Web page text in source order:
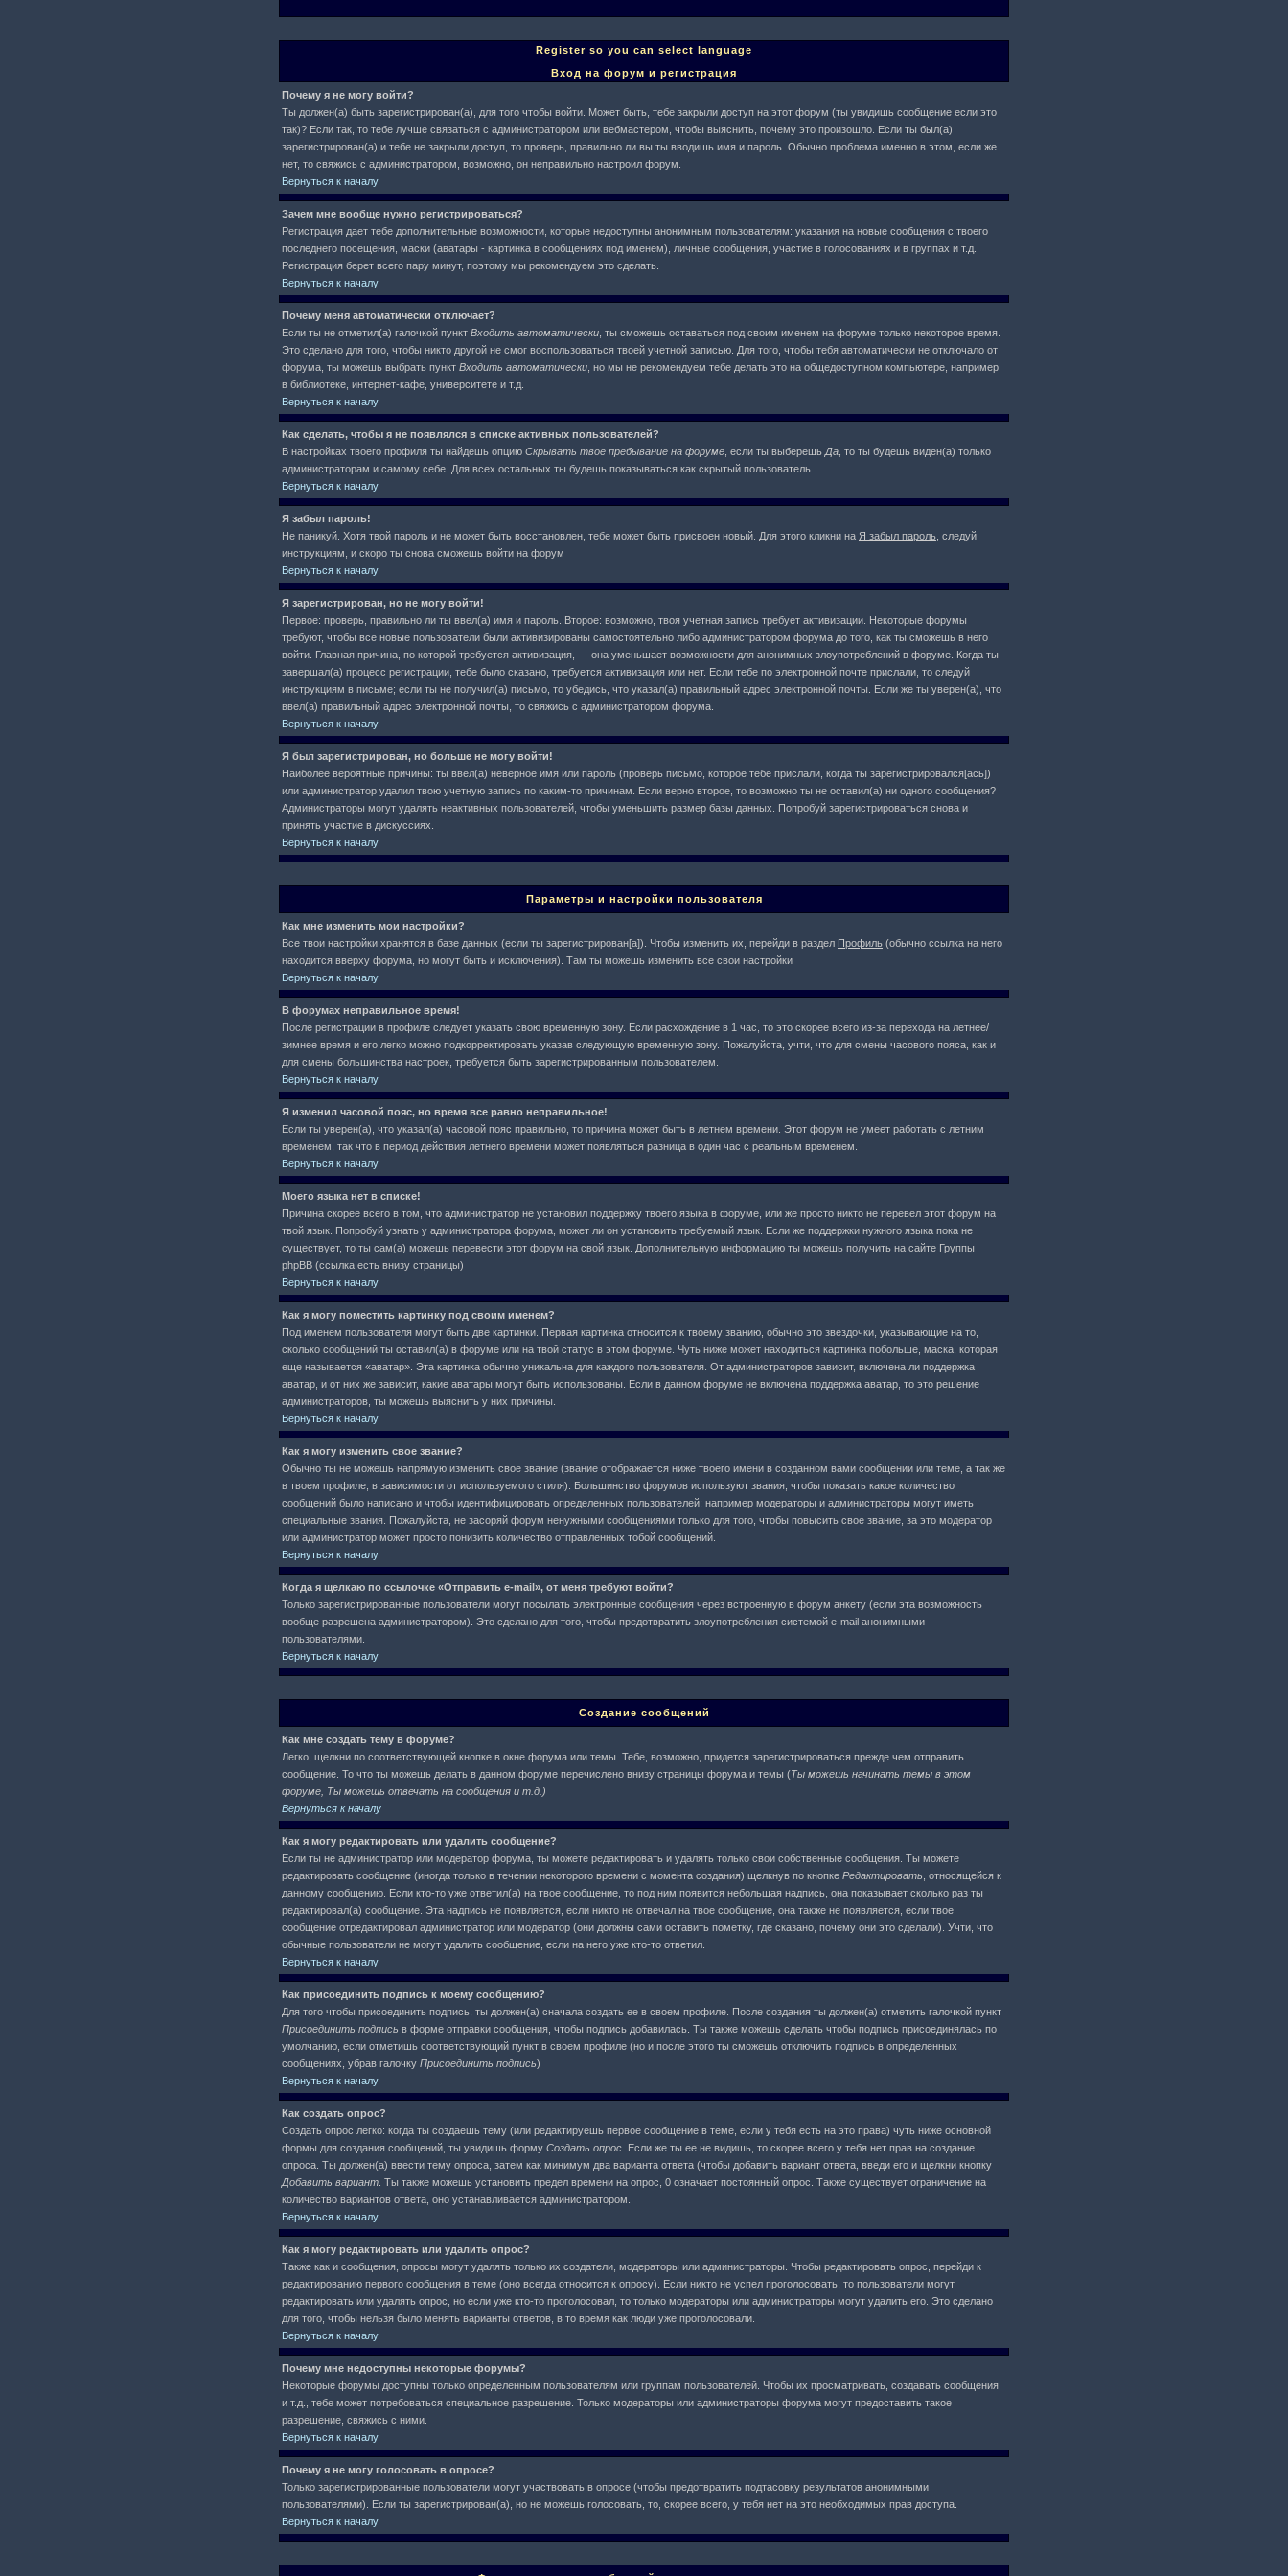
Register so you can select language
Вход на форум и регистрация
Почему я не могу войти?
Ты должен(а) быть зарегистрирован(а), для того чтобы войти. Может быть, тебе закрыли доступ на этот форум (ты увидишь сообщение если это
так)? Если так, то тебе лучше связаться с администратором или вебмастером, чтобы выяснить, почему это произошло. Если ты был(а)
зарегистрирован(а) и тебе не закрыли доступ, то проверь, правильно ли вы ты вводишь имя и пароль. Обычно проблема именно в этом, если же
нет, то свяжись с администратором, возможно, он неправильно настроил форум.
Вернуться к началу
Зачем мне вообще нужно регистрироваться?
Регистрация дает тебе дополнительные возможности, которые недоступны анонимным пользователям: указания на новые сообщения с твоего
последнего посещения, маски (аватары - картинка в сообщениях под именем), личные сообщения, участие в голосованиях и в группах и т.д.
Регистрация берет всего пару минут, поэтому мы рекомендуем это сделать.
Вернуться к началу
Почему меня автоматически отключает?
Если ты не отметил(а) галочкой пункт Входить автоматически , ты сможешь оставаться под своим именем на форуме только некоторое время.
Это сделано для того, чтобы никто другой не смог воспользоваться твоей учетной записью. Для того, чтобы тебя автоматически не отключало от
форума, ты можешь выбрать пункт Входить автоматически , но мы не рекомендуем тебе делать это на общедоступном компьютере, например
в библиотеке, интернет-кафе, университете и т.д.
Вернуться к началу
Как сделать, чтобы я не появлялся в списке активных пользователей?
В настройках твоего профиля ты найдешь опцию Скрывать твое пребывание на форуме , если ты выберешь Да , то ты будешь виден(а) только
администраторам и самому себе. Для всех остальных ты будешь показываться как скрытый пользователь.
Вернуться к началу
Я забыл пароль!
Не паникуй. Хотя твой пароль и не может быть восстановлен, тебе может быть присвоен новый. Для этого кликни на Я забыл пароль , следуй
инструкциям, и скоро ты снова сможешь войти на форум
Вернуться к началу
Я зарегистрирован, но не могу войти!
Первое: проверь, правильно ли ты ввел(а) имя и пароль. Второе: возможно, твоя учетная запись требует активизации. Некоторые форумы
требуют, чтобы все новые пользователи были активизированы самостоятельно либо администратором форума до того, как ты сможешь в него
войти. Главная причина, по которой требуется активизация, — она уменьшает возможности для анонимных злоупотреблений в форуме. Когда ты
завершал(а) процесс регистрации, тебе было сказано, требуется активизация или нет. Если тебе по электронной почте прислали, то следуй
инструкциям в письме; если ты не получил(а) письмо, то убедись, что указал(а) правильный адрес электронной почты. Если же ты уверен(а), что
ввел(а) правильный адрес электронной почты, то свяжись с администратором форума.
Вернуться к началу
Я был зарегистрирован, но больше не могу войти!
Наиболее вероятные причины: ты ввел(а) неверное имя или пароль (проверь письмо, которое тебе прислали, когда ты зарегистрировался[ась])
или администратор удалил твою учетную запись по каким-то причинам. Если верно второе, то возможно ты не оставил(а) ни одного сообщения?
Администраторы могут удалять неактивных пользователей, чтобы уменьшить размер базы данных. Попробуй зарегистрироваться снова и
принять участие в дискуссиях.
Вернуться к началу
Параметры и настройки пользователя
Как мне изменить мои настройки?
Все твои настройки хранятся в базе данных (если ты зарегистрирован[а]). Чтобы изменить их, перейди в раздел Профиль (обычно ссылка на него
находится вверху форума, но могут быть и исключения). Там ты можешь изменить все свои настройки
Вернуться к началу
В форумах неправильное время!
После регистрации в профиле следует указать свою временную зону. Если расхождение в 1 час, то это скорее всего из-за перехода на летнее/
зимнее время и его легко можно подкорректировать указав следующую временную зону. Пожалуйста, учти, что для смены часового пояса, как и
для смены большинства настроек, требуется быть зарегистрированным пользователем.
Вернуться к началу
Я изменил часовой пояс, но время все равно неправильное!
Если ты уверен(а), что указал(а) часовой пояс правильно, то причина может быть в летнем времени. Этот форум не умеет работать с летним
временем, так что в период действия летнего времени может появляться разница в один час с реальным временем.
Вернуться к началу
Моего языка нет в списке!
Причина скорее всего в том, что администратор не установил поддержку твоего языка в форуме, или же просто никто не перевел этот форум на
твой язык. Попробуй узнать у администратора форума, может ли он установить требуемый язык. Если же поддержки нужного языка пока не
существует, то ты сам(а) можешь перевести этот форум на свой язык. Дополнительную информацию ты можешь получить на сайте Группы
phpBB (ссылка есть внизу страницы)
Вернуться к началу
Как я могу поместить картинку под своим именем?
Под именем пользователя могут быть две картинки. Первая картинка относится к твоему званию, обычно это звездочки, указывающие на то,
сколько сообщений ты оставил(а) в форуме или на твой статус в этом форуме. Чуть ниже может находиться картинка побольше, маска, которая
еще называется «аватар». Эта картинка обычно уникальна для каждого пользователя. От администраторов зависит, включена ли поддержка
аватар, и от них же зависит, какие аватары могут быть использованы. Если в данном форуме не включена поддержка аватар, то это решение
администраторов, ты можешь выяснить у них причины.
Вернуться к началу
Как я могу изменить свое звание?
Обычно ты не можешь напрямую изменить свое звание (звание отображается ниже твоего имени в созданном вами сообщении или теме, а так же
в твоем профиле, в зависимости от используемого стиля). Большинство форумов используют звания, чтобы показать какое количество
сообщений было написано и чтобы идентифицировать определенных пользователей: например модераторы и администраторы могут иметь
специальные звания. Пожалуйста, не засоряй форум ненужными сообщениями только для того, чтобы повысить свое звание, за это модератор
или администратор может просто понизить количество отправленных тобой сообщений.
Вернуться к началу
Когда я щелкаю по ссылочке «Отправить e-mail», от меня требуют войти?
Только зарегистрированные пользователи могут посылать электронные сообщения через встроенную в форум анкету (если эта возможность
вообще разрешена администратором). Это сделано для того, чтобы предотвратить злоупотребления системой e-mail анонимными
пользователями.
Вернуться к началу
Создание сообщений
Как мне создать тему в форуме?
Легко, щелкни по соответствующей кнопке в окне форума или темы. Тебе, возможно, придется зарегистрироваться прежде чем отправить
сообщение. То что ты можешь делать в данном форуме перечислено внизу страницы форума и темы (Ты можешь начинать темы в этом
форуме, Ты можешь отвечать на сообщения и т.д. )
Вернуться к началу
Как я могу редактировать или удалить сообщение?
Если ты не администратор или модератор форума, ты можете редактировать и удалять только свои собственные сообщения. Ты можете
редактировать сообщение (иногда только в течении некоторого времени с момента создания) щелкнув по кнопке Редактировать , относящейся к
данному сообщению. Если кто-то уже ответил(а) на твое сообщение, то под ним появится небольшая надпись, она показывает сколько раз ты
редактировал(а) сообщение. Эта надпись не появляется, если никто не отвечал на твое сообщение, она также не появляется, если твое
сообщение отредактировал администратор или модератор (они должны сами оставить пометку, где сказано, почему они это сделали). Учти, что
обычные пользователи не могут удалить сообщение, если на него уже кто-то ответил.
Вернуться к началу
Как присоединить подпись к моему сообщению?
Для того чтобы присоединить подпись, ты должен(а) сначала создать ее в своем профиле. После создания ты должен(а) отметить галочкой пункт
Присоединить подпись в форме отправки сообщения, чтобы подпись добавилась. Ты также можешь сделать чтобы подпись присоединялась по
умолчанию, если отметишь соответствующий пункт в своем профиле (но и после этого ты сможешь отключить подпись в определенных
сообщениях, убрав галочку Присоединить подпись)
Вернуться к началу
Как создать опрос?
Создать опрос легко: когда ты создаешь тему (или редактируешь первое сообщение в теме, если у тебя есть на это права) чуть ниже основной
формы для создания сообщений, ты увидишь форму Создать опрос . Если же ты ее не видишь, то скорее всего у тебя нет прав на создание
опроса. Ты должен(а) ввести тему опроса, затем как минимум два варианта ответа (чтобы добавить вариант ответа, введи его и щелкни кнопку
Добавить вариант . Ты также можешь установить предел времени на опрос, 0 означает постоянный опрос. Также существует ограничение на
количество вариантов ответа, оно устанавливается администратором.
Вернуться к началу
Как я могу редактировать или удалить опрос?
Также как и сообщения, опросы могут удалять только их создатели, модераторы или администраторы. Чтобы редактировать опрос, перейди к
редактированию первого сообщения в теме (оно всегда относится к опросу). Если никто не успел проголосовать, то пользователи могут
редактировать или удалять опрос, но если уже кто-то проголосовал, то только модераторы или администраторы могут удалить его. Это сделано
для того, чтобы нельзя было менять варианты ответов, в то время как люди уже проголосовали.
Вернуться к началу
Почему мне недоступны некоторые форумы?
Некоторые форумы доступны только определенным пользователям или группам пользователей. Чтобы их просматривать, создавать сообщения
и т.д., тебе может потребоваться специальное разрешение. Только модераторы или администраторы форума могут предоставить такое
разрешение, свяжись с ними.
Вернуться к началу
Почему я не могу голосовать в опросе?
Только зарегистрированные пользователи могут участвовать в опросе (чтобы предотвратить подтасовку результатов анонимными
пользователями). Если ты зарегистрирован(а), но не можешь голосовать, то, скорее всего, у тебя нет на это необходимых прав доступа.
Вернуться к началу